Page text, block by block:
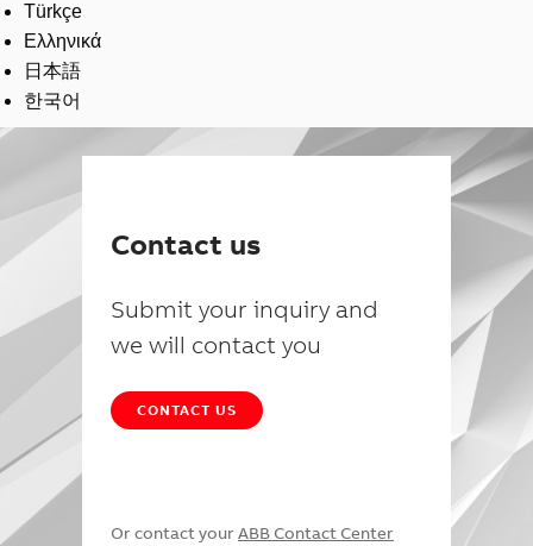
Türkçe
Ελληνικά
日本語
한국어
Contact us
Submit your inquiry and
we will contact you
CONTACT US
Or contact your ABB Contact Center